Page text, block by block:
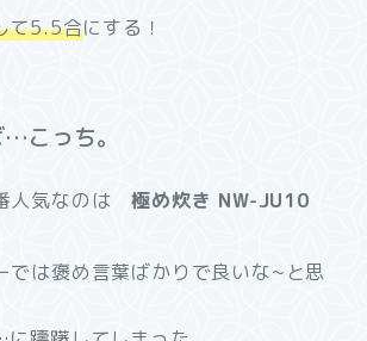
て5.5合にする！
こっち。
人気なのは極め炊き NW-JU10
では褒め言葉ばかりで良いな~と思